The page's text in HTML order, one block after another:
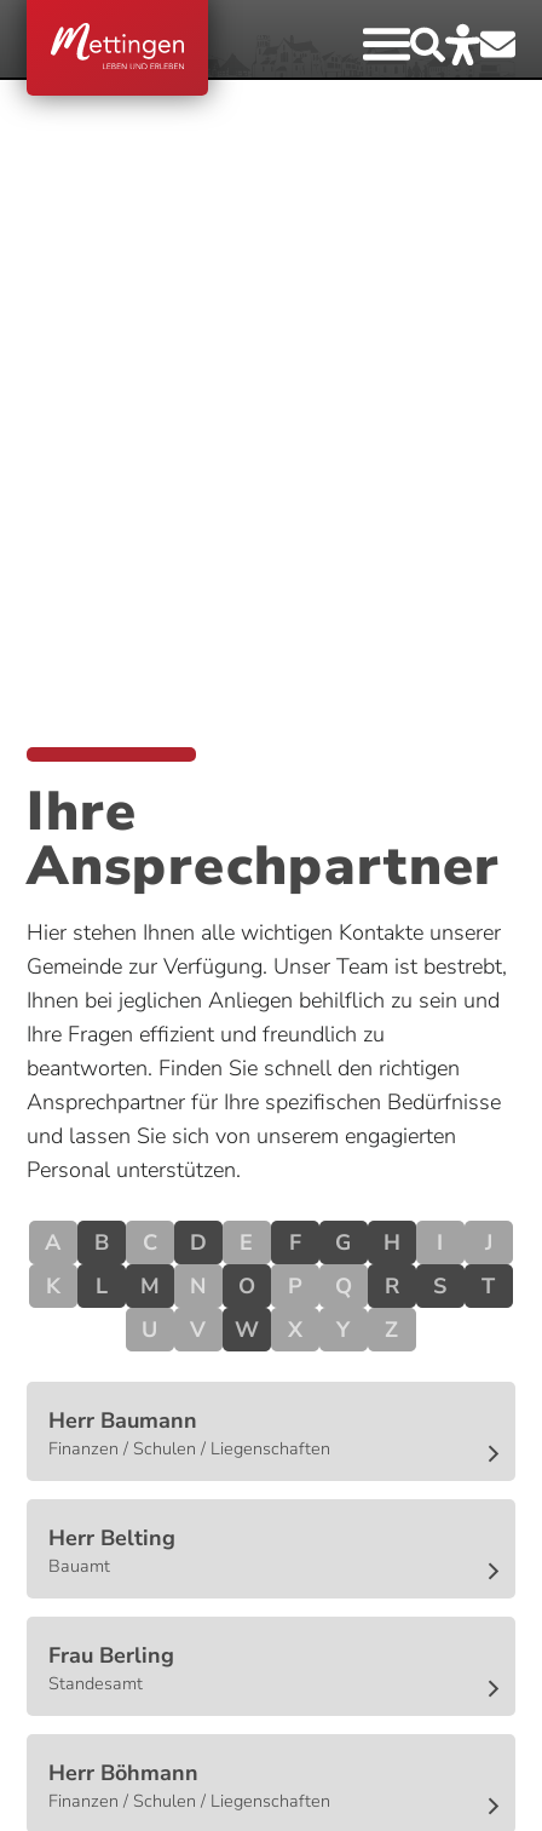
Ihre
Ansprechpartner
Hier stehen Ihnen alle wichtigen Kontakte unserer
Gemeinde zur Verfügung. Unser Team ist bestrebt,
Ihnen bei jeglichen Anliegen behilflich zu sein und
Ihre Fragen effizient und freundlich zu
beantworten. Finden Sie schnell den richtigen
Ansprechpartner für Ihre spezifischen Bedürfnisse
und lassen Sie sich von unserem engagierten
Personal unterstützen.
A B C D E F G H I
J
K
L M N O P Q R S
T
U
V W X Y Z
Herr Baumann
Finanzen / Schulen / Liegenschaften
Herr Belting
Bauamt
Frau Berling
Standesamt
Herr Böhmann
Finanzen / Schulen / Liegenschaften